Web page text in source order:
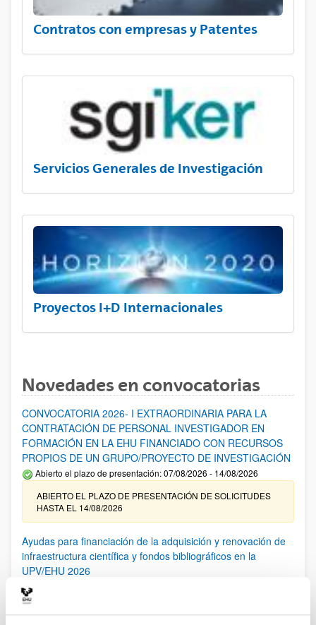
Contratos con empresas y Patentes
Servicios Generales de Investigación
Proyectos I+D Internacionales
Novedades en convocatorias
CONVOCATORIA 2026- I EXTRAORDINARIA PARA LA
CONTRATACIÓN DE PERSONAL INVESTIGADOR EN
FORMACIÓN EN LA EHU FINANCIADO CON RECURSOS
PROPIOS DE UN GRUPO/PROYECTO DE INVESTIGACIÓN
Abierto el plazo de presentación: 07/08/2026 - 14/08/2026
ABIERTO EL PLAZO DE PRESENTACIÓN DE SOLICITUDES
HASTA EL 14/08/2026
Ayudas para financiación de la adquisición y renovación de
infraestructura científica y fondos bibliográficos en la
UPV/EHU 2026